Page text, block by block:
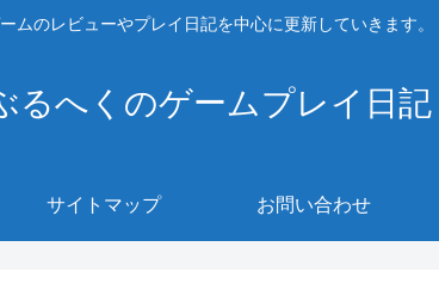
ムのレビューやプレイ日記を中心に更新していきます。
るへくのゲームプレイ日記
サイトマップ お問い合わせ